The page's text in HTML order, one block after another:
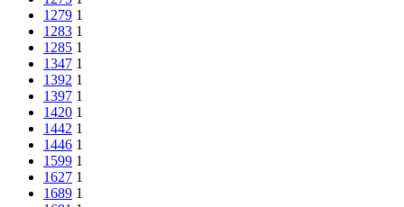
1279 1
1283 1
1285 1
1347 1
1392 1
1397 1
1420 1
1442 1
1446 1
1599 1
1627 1
1689 1